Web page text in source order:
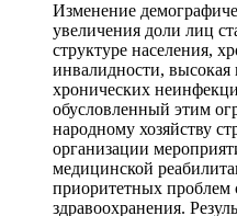
Изменение
увеличения доли лиц
структуре населения,
инвалидности, высокая
хронических
обусловленный этим
народному хозяйству
организации
медицинской
приоритетных проблем
здравоохранения.